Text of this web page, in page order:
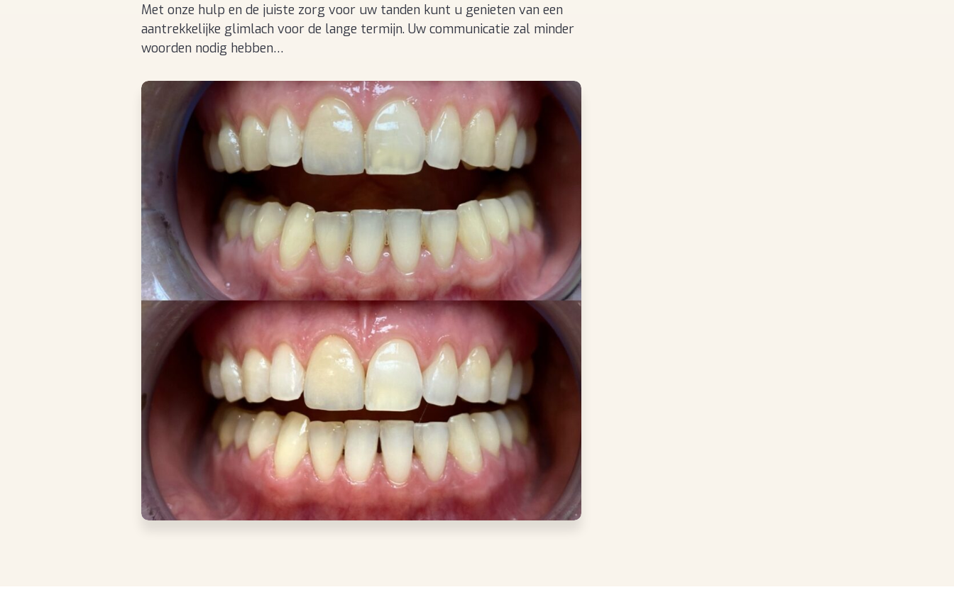
Met onze hulp en de juiste zorg voor uw tanden kunt u genieten van een
aantrekkelijke glimlach voor de lange termijn. Uw communicatie zal minder
woorden nodig hebben…